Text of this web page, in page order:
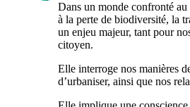
Dans un monde confronté
à la perte de biodiversité, la
un enjeu majeur, tant pour
citoyen.
Elle interroge nos manières
d’urbaniser, ainsi que nos